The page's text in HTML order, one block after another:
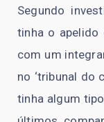
Segundo
tinha o apelido
com um
no ‘tribunal do
tinha algum